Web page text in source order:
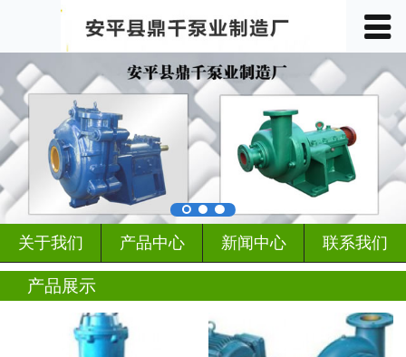
 首页
关于我们
产品中心
车间展示
客户见证
行业动态
新闻中心
󰀥
关于我们 产品中心 新闻中心 联系我们
产品展示